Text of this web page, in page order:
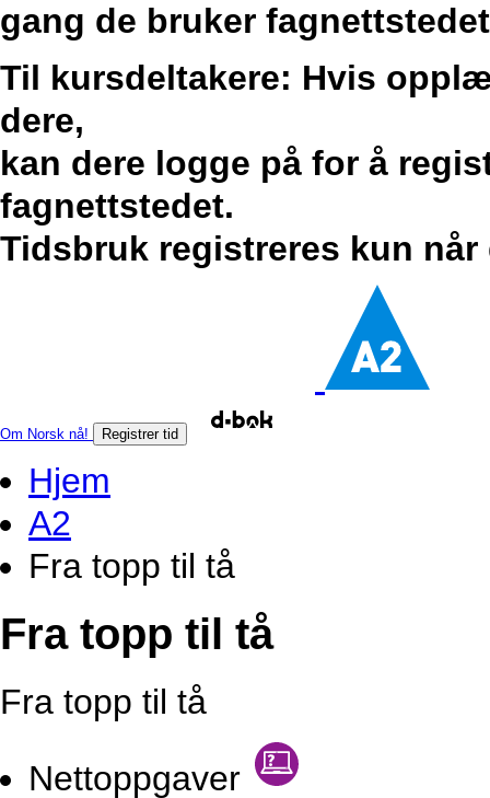
gang de bruker
Til kursdeltakere: Hvis
dere,
kan dere logge på for å
fagnettstedet.
Tidsbruk registreres kun når
Om Norsk nå! Registrer tid
Hjem
A2
Fra topp til tå
Fra topp til tå
Fra topp til tå
Nettoppgaver